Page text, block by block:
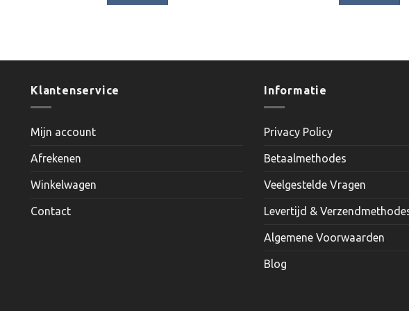
Klantenservice
Mijn account
Afrekenen
Winkelwagen
Contact
Informatie
Privacy Policy
Betaalmethodes
Veelgestelde Vragen
Levertijd &
Algemene Voorwaarden
Blog